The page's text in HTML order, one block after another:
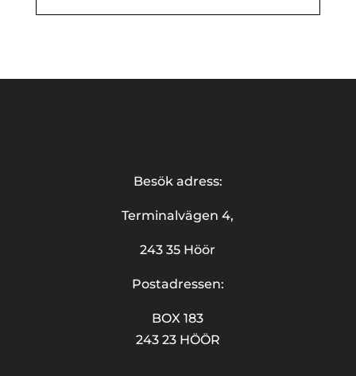
Besök adress:
Terminalvägen 4,
243 35 Höör
Postadressen:
BOX 183
243 23 HÖÖR